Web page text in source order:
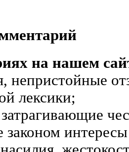
на нашем
непристойные
лексики;
законом